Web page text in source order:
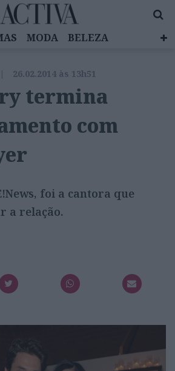
MODA
BELEZA
MULHERES INSPIRADORAS
ACTIVA BRAND STUDIO
| 26.02.2014 às 13h51
termina
com
foi a cantora que
a relação.